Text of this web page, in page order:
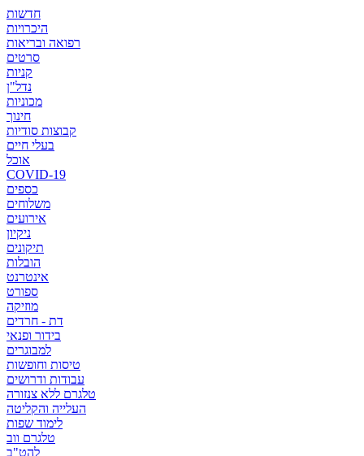
חדשות
היכרויות
רפואה ובריאות
סרטים
קניות
נדל"ן
מכוניות
חינוך
קבוצות סודיות
בעלי חיים
אוכל
COVID-19
כספים
משלוחים
אירועים
ניקיון
תיקונים
הובלות
אינטרנט
ספורט
מוזיקה
דת - חרדים
בידור ופנאי
למבוגרים
טיסות וחופשות
עבודות ודרושים
טלגרם ללא צנזורה
העלייה והקליטה
לימוד שפות
טלגרם ווב
להט"ב